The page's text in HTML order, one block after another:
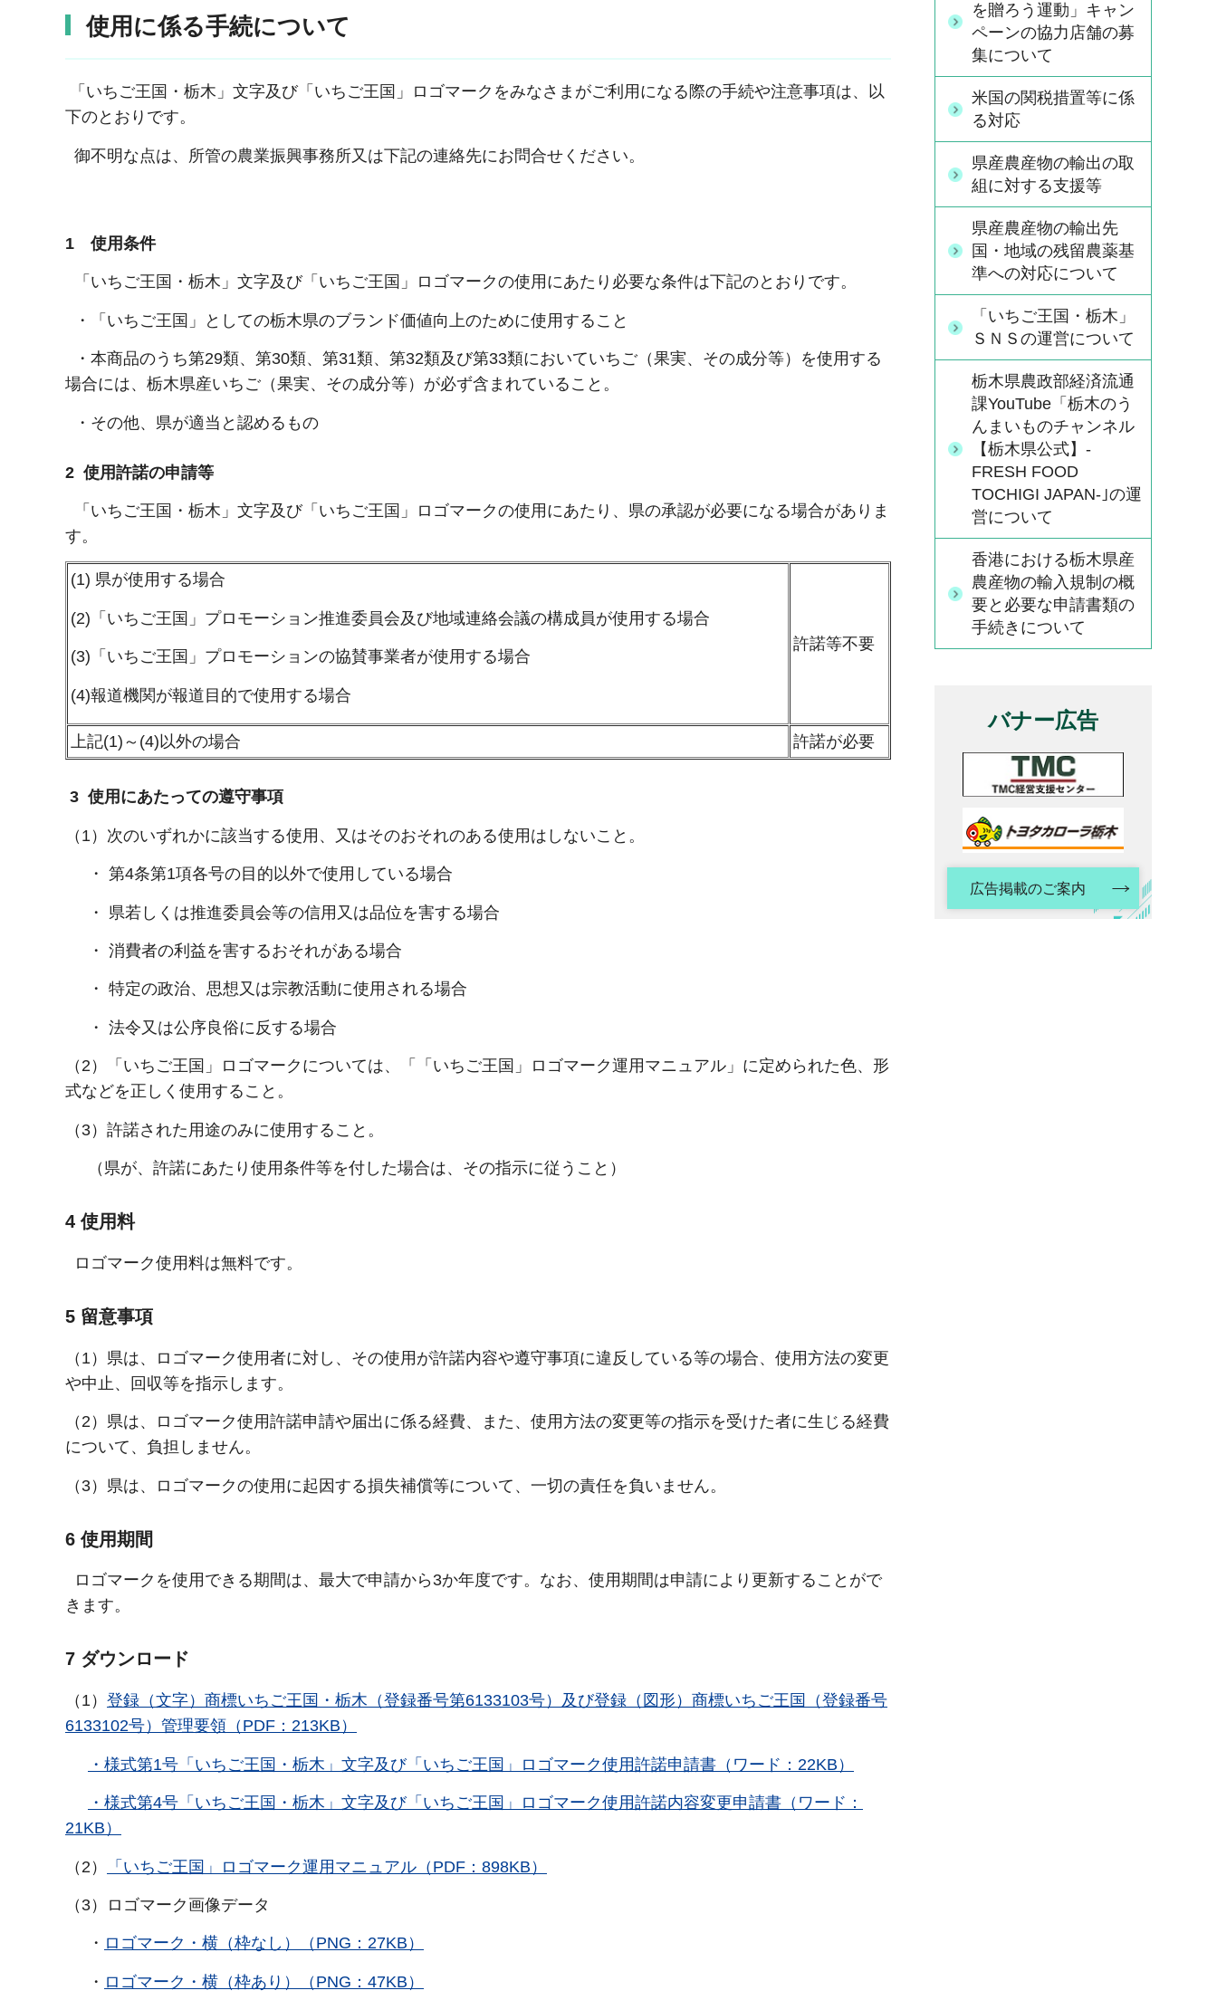
使用に係る手続について
「いちご王国・栃木」文字及び「いちご王国」ロゴマークをみなさまがご利用になる際の手続や注意事項は、以
下のとおりです。
御不明な点は、所管の農業振興事務所又は下記の連絡先にお問合せください。
1 使用条件
「いちご王国・栃木」文字及び「いちご王国」ロゴマークの使用にあたり必要な条件は下記のとおりです。
・「いちご王国」としての栃木県のブランド価値向上のために使用すること
・本商品のうち第29類、第30類、第31類、第32類及び第33類においていちご（果実、その成分等）を使用する
場合には、栃木県産いちご（果実、その成分等）が必ず含まれていること。
・その他、県が適当と認めるもの
2 使用許諾の申請等
「いちご王国・栃木」文字及び「いちご王国」ロゴマークの使用にあたり、県の承認が必要になる場合がありま
す。
(1) 県が使用する場合
(2)「いちご王国」プロモーション推進委員会及び地域連絡会議の構成員が使用する場合
(3)「いちご王国」プロモーションの協賛事業者が使用する場合
(4)報道機関が報道目的で使用する場合
許諾等不要
上記(1)～(4)以外の場合 許諾が必要
3 使用にあたっての遵守事項
（1）次のいずれかに該当する使用、又はそのおそれのある使用はしないこと。
・ 第4条第1項各号の目的以外で使用している場合
・ 県若しくは推進委員会等の信用又は品位を害する場合
・ 消費者の利益を害するおそれがある場合
・ 特定の政治、思想又は宗教活動に使用される場合
・ 法令又は公序良俗に反する場合
（2）「いちご王国」ロゴマークについては、「「いちご王国」ロゴマーク運用マニュアル」に定められた色、形
式などを正しく使用すること。
（3）許諾された用途のみに使用すること。
（県が、許諾にあたり使用条件等を付した場合は、その指示に従うこと）
4 使用料
ロゴマーク使用料は無料です。
5 留意事項
（1）県は、ロゴマーク使用者に対し、その使用が許諾内容や遵守事項に違反している等の場合、使用方法の変更
や中止、回収等を指示します。
（2）県は、ロゴマーク使用許諾申請や届出に係る経費、また、使用方法の変更等の指示を受けた者に生じる経費
について、負担しません。
（3）県は、ロゴマークの使用に起因する損失補償等について、一切の責任を負いません。
6 使用期間
ロゴマークを使用できる期間は、最大で申請から3か年度です。なお、使用期間は申請により更新することがで
きます。
7 ダウンロード
（1） 登録（文字）商標いちご王国・栃木（登録番号第6133103号）及び登録（図形）商標いちご王国（登録番号
6133102号）管理要領（PDF：213KB）
・様式第1号「いちご王国・栃木」文字及び「いちご王国」ロゴマーク使用許諾申請書（ワード：22KB）
・様式第4号「いちご王国・栃木」文字及び「いちご王国」ロゴマーク使用許諾内容変更申請書（ワード：
21KB）
（2） 「いちご王国」ロゴマーク運用マニュアル（PDF：898KB）
（3）ロゴマーク画像データ
・ ロゴマーク・横（枠なし）（PNG：27KB）
・ ロゴマーク・横（枠あり）（PNG：47KB）
を贈ろう運動」キャン
ペーンの協力店舗の募
集について
米国の関税措置等に係
る対応
県産農産物の輸出の取
組に対する支援等
県産農産物の輸出先
国・地域の残留農薬基
準への対応について
「いちご王国・栃木」
ＳＮＳの運営について
栃木県農政部経済流通
課YouTube「栃木のう
んまいものチャンネル
【栃木県公式】-
FRESH FOOD
TOCHIGI JAPAN-｣の運
営について
香港における栃木県産
農産物の輸入規制の概
要と必要な申請書類の
手続きについて
バナー広告
広告掲載のご案内